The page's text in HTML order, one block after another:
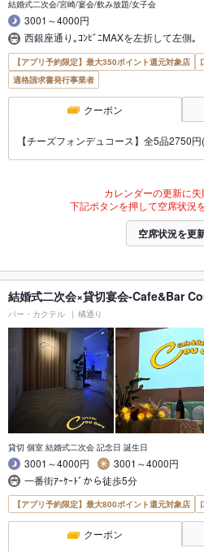
結婚式二次会/宮崎/宴会/飲み放題/女子会
3001～4000円
西銀座通り｡ｺﾝﾋﾞﾆMAXを左折して左側｡
【アプリ予約限定】最大350ポイント還元対象店
適格請求書発行事業者
クーポン
【チーズフォンデュコース】全5品2750
カレンダーの更新に失
下記ボタンを押して空席状況
空席状況を更
結婚式二次会×貸切宴会-Cafe&Bar
バー・カクテル 橘通り
貸切 個室 結婚式二次会 記念日 誕生日
3001～4000円
3001～4000円
一番街ｱｰｹｰﾄﾞから徒歩5分
【アプリ予約限定】最大800ポイント還元対象店
クーポン